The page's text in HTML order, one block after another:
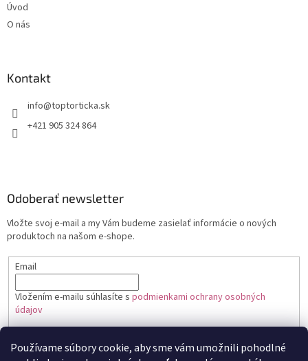
Používame súbory cookie, aby sme vám umožnili pohodlné
Úvod
O nás
Kontakt
+421 905 324 864
Odoberať newsletter
Vložte svoj e-mail a my Vám budeme zasielať informácie o nových
produktoch na našom e-shope.
Email
Vložením e-mailu súhlasíte s podmienkami ochrany osobných
údajov
PRIHLÁSIŤ SA